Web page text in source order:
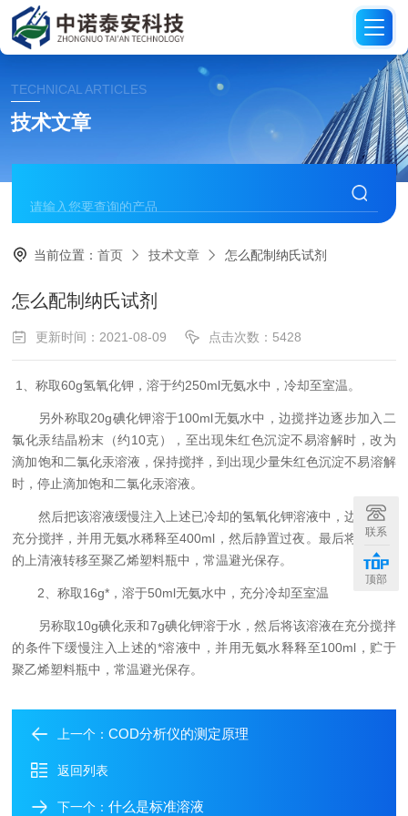
TECHNICAL ARTICLES
技术文章
当前位置：首页 技术文章 怎么配制纳氏试剂
怎么配制纳氏试剂
更新时间：2021-08-09 点击次数：5428
1、称取60g氢氧化钾，溶于约250ml无氨水中，冷却至室温。
另外称取20g碘化钾溶于100ml无氨水中，边搅拌边逐步加入二
氯化汞结晶粉末（约10克），至出现朱红色沉淀不易溶解时，改为
滴加饱和二氯化汞溶液，保持搅拌，到出现少量朱红色沉淀不易溶解
时，停止滴加饱和二氯化汞溶液。
然后把该溶液缓慢注入上述已冷却的氢氧化钾溶液中，边注入边
充分搅拌，并用无氨水稀释至400ml，然后静置过夜。最后将该溶液
的上清液转移至聚乙烯塑料瓶中，常温避光保存。
2、称取16g*，溶于50ml无氨水中，充分冷却至室温
另称取10g碘化汞和7g碘化钾溶于水，然后将该溶液在充分搅拌
的条件下缓慢注入上述的*溶液中，并用无氨水释释至100ml，贮于
聚乙烯塑料瓶中，常温避光保存。
上一个：COD分析仪的测定原理
返回列表
下一个：什么是标准溶液
联系
顶部